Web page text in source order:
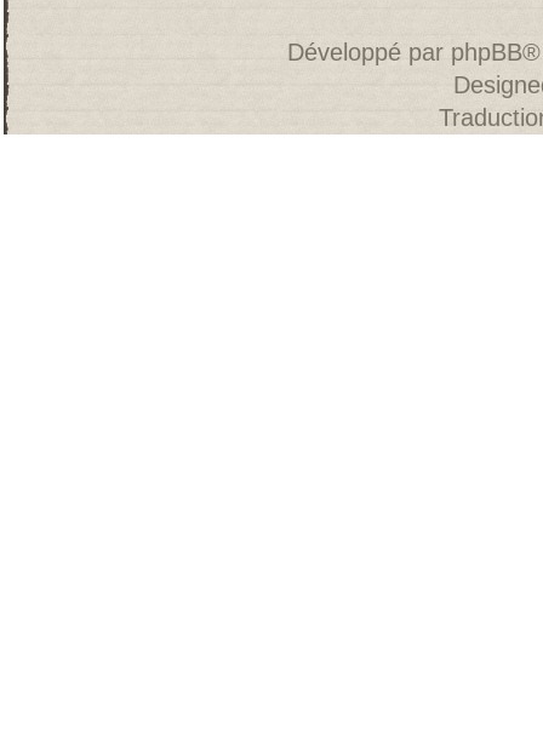
Développé par phpBB®